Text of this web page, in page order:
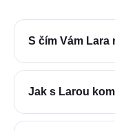
S čím Vám Lara
Jak s Larou